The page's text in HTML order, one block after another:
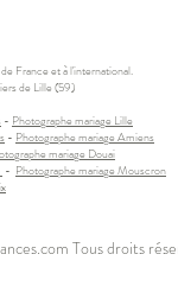
France et à l'international.
de Lille (59)
- Photographe mariage Lille
- Photographe mariage Amiens
mariage Douai
- Photographe mariage Mouscron
Tous droits